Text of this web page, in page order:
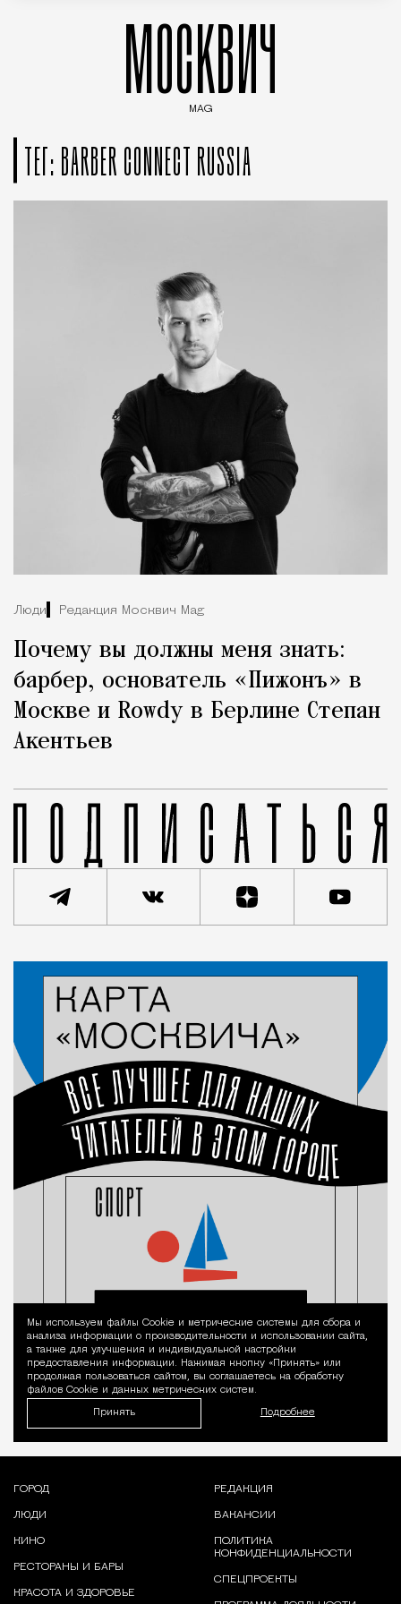
МОСКВИЧ
MAG
ТЕГ: BARBER CONNECT RUSSIA
Люди Редакция Москвич Mag
Почему вы должны меня знать:
барбер, основатель «Пижонъ» в
Москве и Rowdy в Берлине Степан
Акентьев
Уведомление
Мы используем файлы Сookie и метрические системы для сбора и
анализа информации о производительности и использовании сайта,
а также для улучшения и индивидуальной настройки
предоставления информации. Нажимая кнопку «Принять» или
продолжая пользоваться сайтом, вы соглашаетесь на обработку
файлов Cookie и данных метрических систем.
Принять Подробнее
ГОРОД
ЛЮДИ
КИНО
РЕСТОРАНЫ И БАРЫ
КРАСОТА И ЗДОРОВЬЕ
РЕДАКЦИЯ
ВАКАНСИИ
ПОЛИТИКА
КОНФИДЕНЦИАЛЬНОСТИ
СПЕЦПРОЕКТЫ